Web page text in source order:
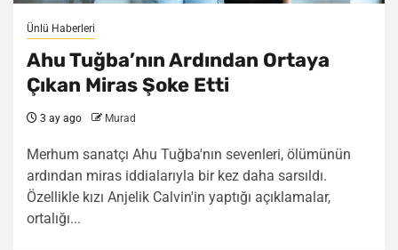
Ünlü Haberleri
Ahu Tuğba’nın Ardından Ortaya
Çıkan Miras Şoke Etti
3 ay ago Murad
Merhum sanatçı Ahu Tuğba'nın sevenleri, ölümünün
ardından miras iddialarıyla bir kez daha sarsıldı.
Özellikle kızı Anjelik Calvin'in yaptığı açıklamalar,
ortalığı...